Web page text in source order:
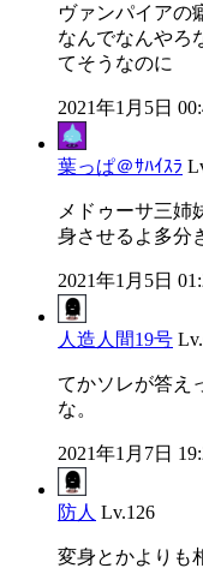
ヴァンパイアの
なんでなんやろ
てそうなのに
2021年1月5日
葉っぱ＠ｻﾊｲｽﾗ
メドゥーサ三姉
身させるよ多分
2021年1月5日
人造人間19号
てかソレが答え
な。
2021年1月7日
防人 Lv.126
変身とかよりも